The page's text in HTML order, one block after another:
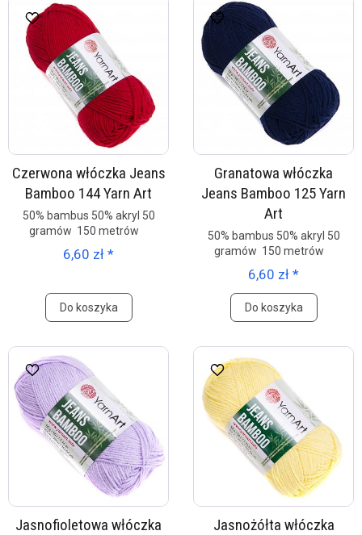
Czerwona włóczka Jeans
Bamboo 144 Yarn Art
50% bambus 50% akryl 50
gramów 150 metrów
6,60 zł *
Do koszyka
Granatowa włóczka
Jeans Bamboo 125 Yarn
Art
50% bambus 50% akryl 50
gramów 150 metrów
6,60 zł *
Do koszyka
Jasnofioletowa włóczka
Jasnożółta włóczka